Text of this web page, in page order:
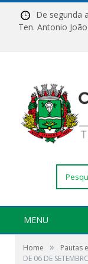
De
Ten. Antonio
por:
MENU
Home » Pautas
DE 06 DE